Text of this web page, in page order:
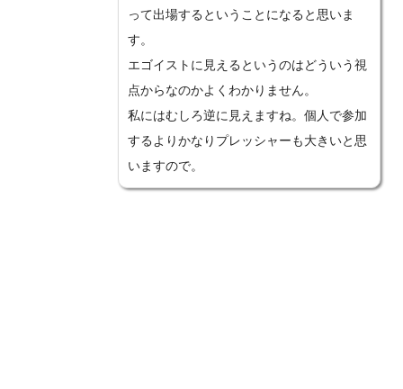
って出場するということになると思いま
す。
エゴイストに見えるというのはどういう視
点からなのかよくわかりません。
私にはむしろ逆に見えますね。個人で参加
するよりかなりプレッシャーも大きいと思
いますので。